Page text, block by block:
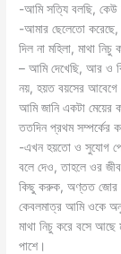
-আমি সত্যি বলছি, কেউ
-আমার ছেলেতো করেছে,
দিল না মহিলা, মাথা
– আমি দেখেছি, আর ও
নয়, হয়ত বয়সের আবেগে
আমি জানি একটা মেয়ের
ততদিন প্রথম সম্পর্কের
-এখন হয়তো ও সুযোগ
বলে দেও, তাহলে ওর
কিছু করুক, অণ্তত জোর
কেবলমাত্র আমি ওকে
মাথা নিচু করে বসে আছে
পাশে।